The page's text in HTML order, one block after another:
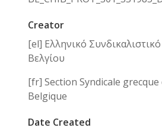
Creator
[el] Ελληνικό
Βελγίου
[fr] Section Syndicale grecque
Belgique
Date Created